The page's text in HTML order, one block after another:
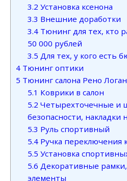
3.2 Установка ксенона
3.3 Внешние доработки
3.4Тюнинг для тех, кто
50 000 рублей
3.5 Для тех, у кого есть
4 Тюнинг оптики
5 Тюнинг салона Рено
5.1 Коврики в салон
5.2 Четырехточечные и
безопасности, накладки
5.3 Руль спортивный
5.4Ручка переключения
5.5 Установка
5.6 Декоративные
элементы